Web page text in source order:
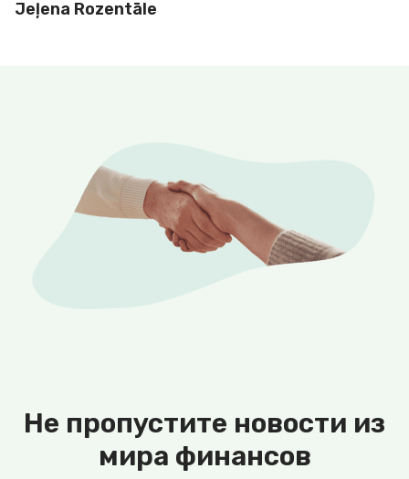
Jeļena Rozentāle
Не пропустите новости из
мира финансов